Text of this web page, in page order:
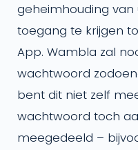
geheimhouding
toegang te krijgen
App. Wambla zal
wachtwoord
bent dit niet zelf
wachtwoord toch
meegedeeld –